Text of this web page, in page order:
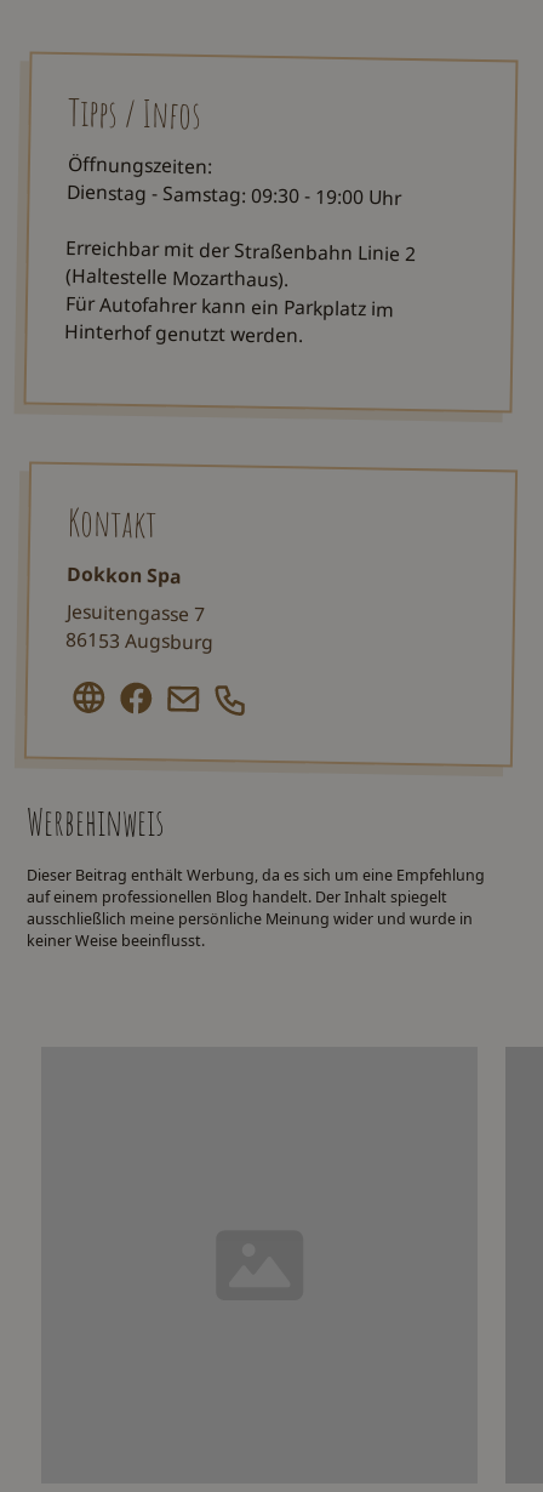
Kontakt
Dokkon Spa
Jesuitengasse 7
86153 Augsburg
Tipps / Infos
Öffnungszeiten:
Dienstag - Samstag: 09:30 - 19:00 Uhr
Erreichbar mit der Straßenbahn Linie 2
(Haltestelle Mozarthaus).
Für Autofahrer kann ein Parkplatz im
Hinterhof genutzt werden.
Werbehinweis
Dieser Beitrag enthält Werbung, da es sich um eine Empfehlung
auf einem professionellen Blog handelt. Der Inhalt spiegelt
ausschließlich meine persönliche Meinung wider und wurde in
keiner Weise beeinflusst.